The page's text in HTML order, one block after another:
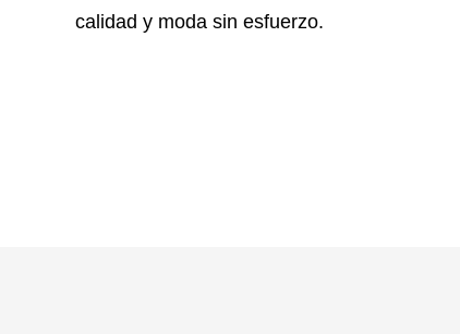
calidad y moda sin esfuerzo.